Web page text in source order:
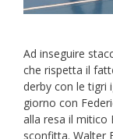
Ad inseguire
che rispetta il
derby con le tigri
giorno con
alla resa il mitico
sconfitta. Walter